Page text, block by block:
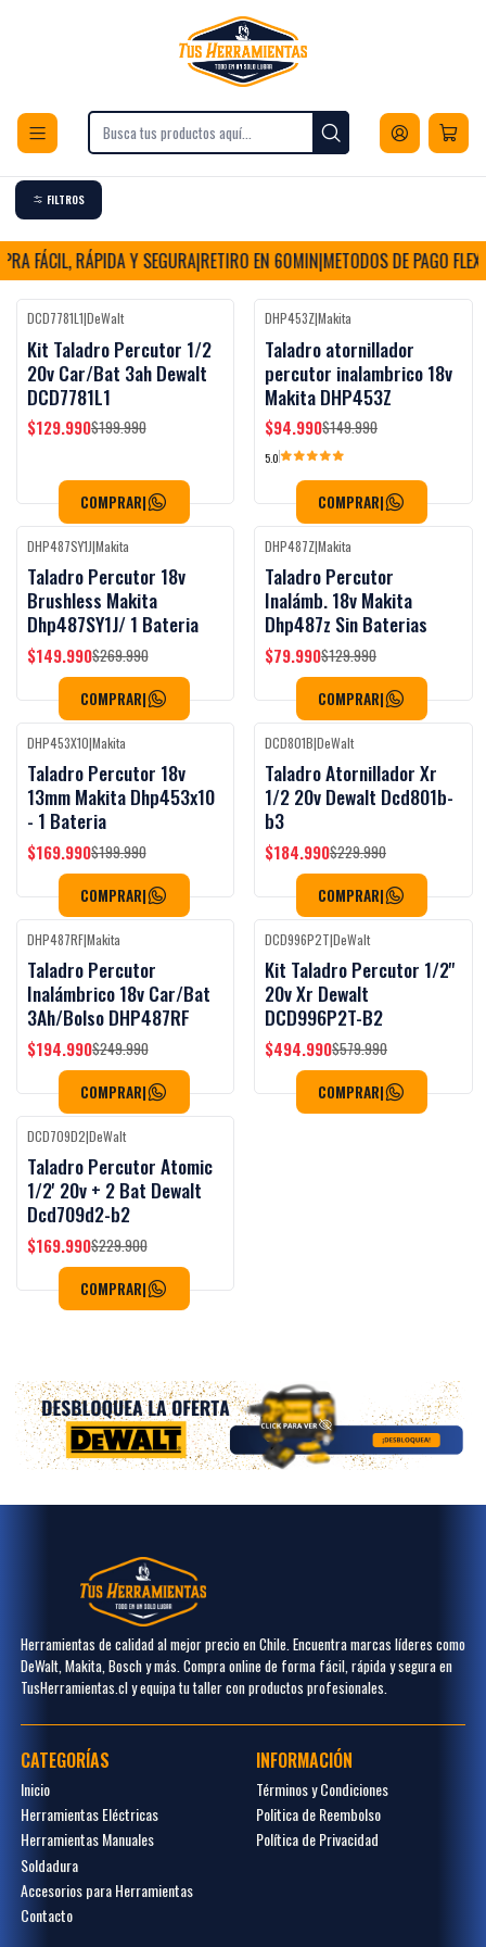
Envios a todo Chile
Herramientas inalámbricas
Taladro inalámbrico
Taladro inalámbrico
FILTROS
FÁCIL, RÁPIDA Y SEGURA|RETIRO EN 60MIN|METODOS DE PAGO
-35%OFF
DCD7781L1|DeWalt
Kit Taladro Percutor 1/2
20v Car/Bat 3ah Dewalt
DCD7781L1
$129.990$199.990
COMPRAR|
-37%OFF
DHP453Z|Makita
Taladro atornillador
percutor inalambrico 18v
Makita DHP453Z
$94.990$149.990
5.0
COMPRAR|
-44%OFF
DHP487SY1J|Makita
Taladro Percutor 18v
Brushless Makita
Dhp487SY1J/ 1 Bateria
$149.990$269.990
COMPRAR|
-38%OFF
DHP487Z|Makita
Taladro Percutor
Inalámb. 18v Makita
Dhp487z Sin Baterias
$79.990$129.990
COMPRAR|
-15%OFF
DHP453X10|Makita
Taladro Percutor 18v
13mm Makita Dhp453x10
- 1 Bateria
$169.990$199.990
COMPRAR|
-20%OFF
DCD801B|DeWalt
Taladro Atornillador Xr
1/2 20v Dewalt Dcd801b-
b3
$184.990$229.990
COMPRAR|
-22%OFF
DHP487RF|Makita
Taladro Percutor
Inalámbrico 18v Car/Bat
3Ah/Bolso DHP487RF
$194.990$249.990
COMPRAR|
-15%OFF
DCD996P2T|DeWalt
Kit Taladro Percutor 1/2''
20v Xr Dewalt
DCD996P2T-B2
$494.990$579.990
COMPRAR|
-26%OFF
DCD709D2|DeWalt
Taladro Percutor Atomic
1/2' 20v + 2 Bat Dewalt
Dcd709d2-b2
$169.990$229.900
COMPRAR|
Herramientas de calidad al mejor precio en Chile. Encuentra marcas líderes como
DeWalt, Makita, Bosch y más. Compra online de forma fácil, rápida y segura en
TusHerramientas.cl y equipa tu taller con productos profesionales.
CATEGORÍAS
Inicio
Herramientas Eléctricas
Herramientas Manuales
Soldadura
Accesorios para Herramientas
Contacto
INFORMACIÓN
Términos y Condiciones
Politica de Reembolso
Política de Privacidad